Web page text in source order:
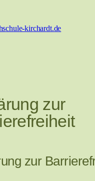
kirchardt.de
zur
zur